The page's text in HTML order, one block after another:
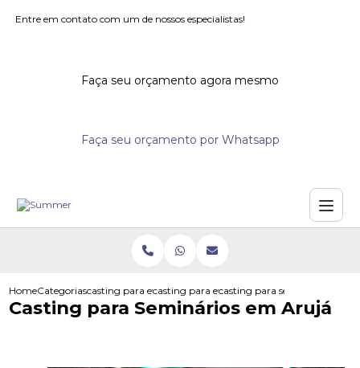
Entre em contato com um de nossos especialistas!
Faça seu orçamento agora mesmo
Faça seu orçamento por Whatsapp
HomeCategoriascasting para eventoscasting para eventocasting para seminarios em
Casting para Seminários em Arujá